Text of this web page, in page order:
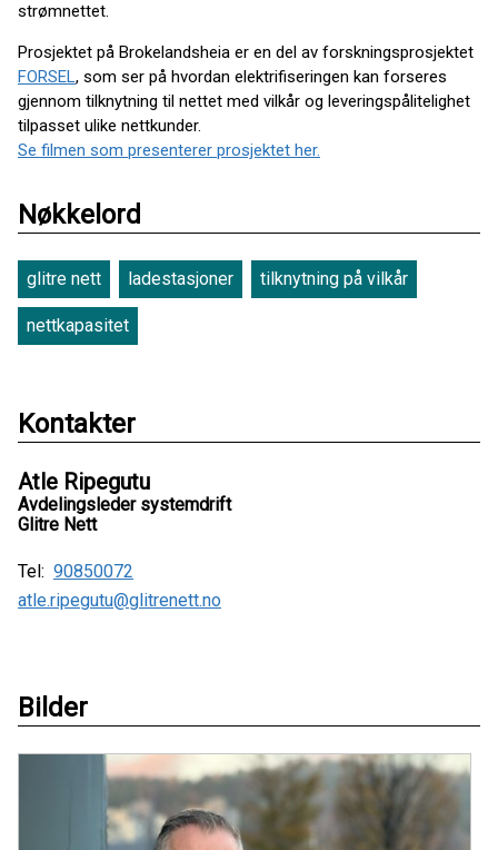
strømnettet.
Prosjektet på Brokelandsheia er en del av forskningsprosjektet
FORSEL, som ser på hvordan elektrifiseringen kan forseres
gjennom tilknytning til nettet med vilkår og leveringspålitelighet
tilpasset ulike nettkunder.
Se filmen som presenterer prosjektet her.
Nøkkelord
glitre nett ladestasjoner tilknytning på vilkår
nettkapasitet
Kontakter
Atle Ripegutu
Avdelingsleder systemdrift
Glitre Nett
Tel: 90850072
atle.ripegutu@glitrenett.no
Bilder